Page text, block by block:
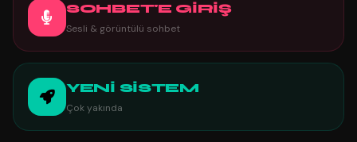
SOHBET'E GİRİŞ
Sesli & görüntülü sohbet
YENİ SİSTEM
Çok yakında